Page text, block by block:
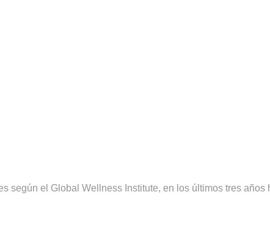
según el Global Wellness Institute, en los últimos tres años